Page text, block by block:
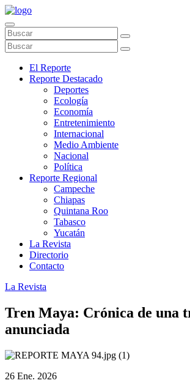
El Reporte
Reporte Destacado
Deportes
Ecología
Economía
Entretenimiento
Internacional
Medio Ambiente
Nacional
Política
Reporte Regional
Campeche
Chiapas
Quintana Roo
Tabasco
Yucatán
La Revista
Directorio
Contacto
La Revista
Tren Maya: Crónica de una
anunciada
26 Ene. 2026